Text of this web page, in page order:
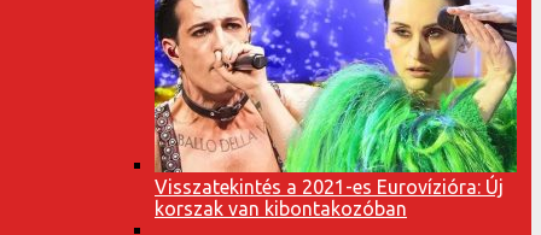
Visszatekintés a 2021-es Eurovízióra: Új
korszak van kibontakozóban